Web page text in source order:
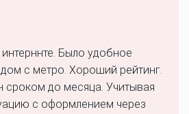
Было удобное
с метро. Хороший рейтинг.
сроком до месяца. Учитывая
с оформлением через